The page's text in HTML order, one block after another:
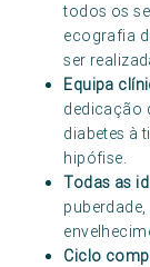
todos os
ecografia
ser
Equipa
dedicação
diabetes à
hipófise.
Todas as
Ciclo